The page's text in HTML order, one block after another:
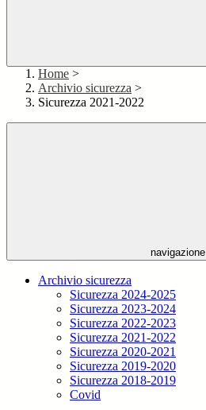
Home >
Archivio sicurezza >
Sicurezza 2021-2022
navigazione
Archivio sicurezza
Sicurezza 2024-2025
Sicurezza 2023-2024
Sicurezza 2022-2023
Sicurezza 2021-2022
Sicurezza 2020-2021
Sicurezza 2019-2020
Sicurezza 2018-2019
Covid